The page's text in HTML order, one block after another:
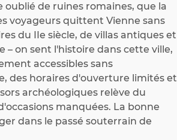
oublié de ruines romaines, que la
voyageurs quittent Vienne sans
du IIe siècle, de villas antiques et
– on sent l'histoire dans cette ville,
accessibles sans
des horaires d'ouverture limités et
archéologiques relève du
manquées. La bonne
dans le passé souterrain de